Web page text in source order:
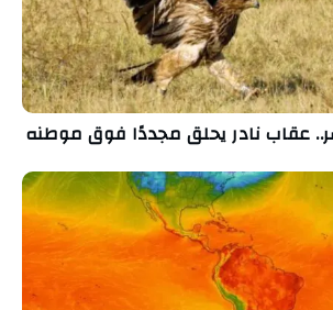
عقاب نادر يحلق مجددًا فوق موطنه